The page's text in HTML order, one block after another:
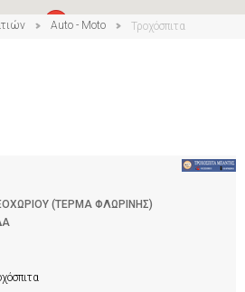
Auto - Moto Τροχόσπιτα
(ΤΕΡΜΑ ΦΛΩΡΙΝΗΣ)